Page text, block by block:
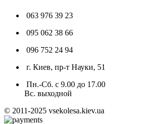
063 976 39 23
095 062 38 66
096 752 24 94
г. Киев, пр-т Науки, 51
Пн.-Сб. с 9.00 до 17.00
Вс. выходной
© 2011-2025 vsekolesa.kiev.ua